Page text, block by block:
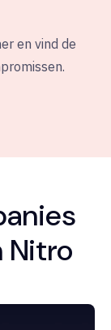
en vind de
Nitro